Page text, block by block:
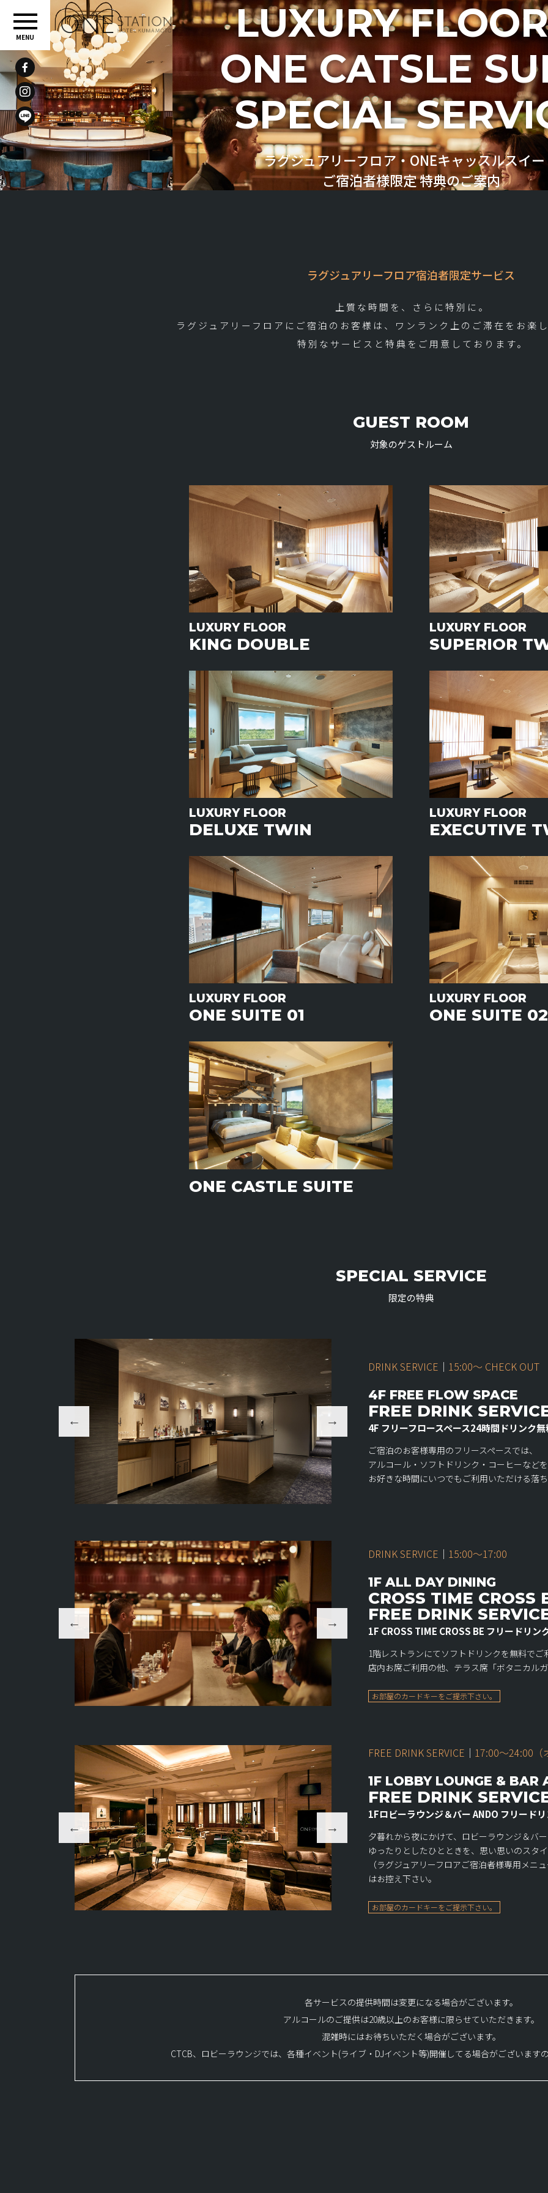
LUXURY
ONE CATSLE
SPECIAL
ラグジュアリーフロア・ONEキャッスルスイ
ご宿泊者様限定 特典のご案内
ラグジュアリーフロア宿泊者限定サービス
上質な時間を、さらに特別に。
ラグジュアリーフロアにご宿泊のお客様は、 ワンランク上のご滞在をお楽
特別なサービスと特典をご用意しております。
GUEST ROOM
対象のゲストルーム
LUXURY FLOOR
KING DOUBLE
LUXURY FLOOR
SUPERIOR
LUXURY FLOOR
DELUXE TWIN
LUXURY FLOOR
EXECUTIVE
LUXURY FLOOR
ONE SUITE 01
LUXURY FLOOR
ONE SUITE 02
ONE CASTLE SUITE
SPECIAL SERVICE
限定の特典
4F FREE FLOW SPACE
FREE DRINK
4F フリーフロースペース24時間ドリンク無
DRINK SERVICE ｜ 15:00〜 CHECK OUT
ご宿泊のお客様専用のフリースペースでは、
アルコール・ソフトドリンク・コーヒーなど
お好きな時間にいつでもご利用いただける落
1F ALL DAY DINING
CROSS TIME CROSS
FREE DRINK
1F CROSS TIME CROSS BE フリードリン
DRINK SERVICE ｜ 15:00〜17:00
1階レストランにてソフトドリンクを無料でご
店内お席ご利用の他、テラス席「ボタニカル
お部屋のカードキーをご提示下さい。
1F LOBBY LOUNGE & BAR
FREE DRINK
1Fロビーラウンジ＆バー ANDO フリード
FREE DRINK SERVICE ｜ 17:00〜24:00
夕暮れから夜にかけて、ロビーラウンジ＆バ
ゆったりとしたひとときを、思い思いのスタ
（ラグジュアリーフロアご宿泊者様専用メ
はお控え下さい。
お部屋のカードキーをご提示下さい。
各サービスの提供時間は変更になる場合がございます。
アルコールのご提供は20歳以上のお客様に限らせていただきます。
混雑時にはお待ちいただく場合がございます。
CTCB、ロビーラウンジでは、各種イベント(ライブ・DJイベント等)開催してる場合がございます